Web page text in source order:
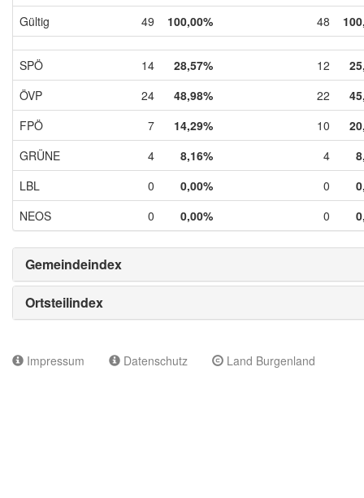
Gültig
49 100,00% 48
SPÖ 14 28,57% 12
ÖVP
24 48,98% 22
FPÖ
7 14,29% 10
GRÜNE
4 8,16% 4
LBL
0 0,00% 0
NEOS
0 0,00% 0
Gemeindeindex
Ortsteilindex
Impressum Datenschutz Land Burgenland